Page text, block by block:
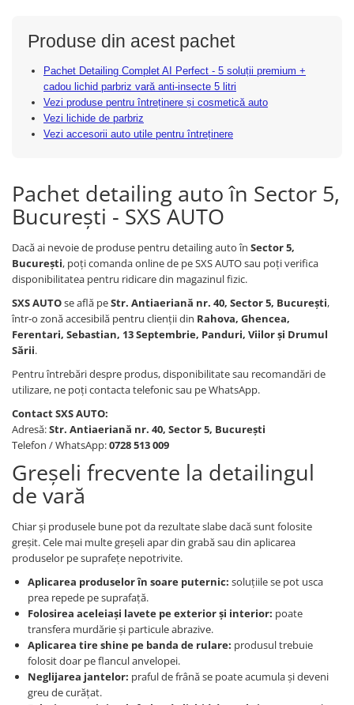
Produse din acest pachet
Pachet Detailing Complet AI Perfect - 5 soluții premium +
cadou lichid parbriz vară anti-insecte 5 litri
Vezi produse pentru întreținere și cosmetică auto
Vezi lichide de parbriz
Vezi accesorii auto utile pentru întreținere
Pachet detailing auto în Sector 5,
București - SXS AUTO
Dacă ai nevoie de produse pentru detailing auto în Sector 5,
București, poți comanda online de pe SXS AUTO sau poți verifica
disponibilitatea pentru ridicare din magazinul fizic.
SXS AUTOse află peStr. Antiaeriană nr. 40, Sector 5, București,
într-o zonă accesibilă pentru clienții din Rahova, Ghencea,
Ferentari, Sebastian, 13 Septembrie, Panduri, Viilor și Drumul
Sării.
Pentru întrebări despre produs, disponibilitate sau recomandări de
utilizare, ne poți contacta telefonic sau pe WhatsApp.
Contact SXS AUTO:
Adresă:Str. Antiaeriană nr. 40, Sector 5, București
Telefon / WhatsApp:0728 513 009
Greșeli frecvente la detailingul
de vară
Chiar și produsele bune pot da rezultate slabe dacă sunt folosite
greșit. Cele mai multe greșeli apar din grabă sau din aplicarea
produselor pe suprafețe nepotrivite.
Aplicarea produselor în soare puternic: soluțiile se pot usca
prea repede pe suprafață.
Folosirea aceleiași lavete pe exterior și interior: poate
transfera murdărie și particule abrazive.
Aplicarea tire shine pe banda de rulare: produsul trebuie
folosit doar pe flancul anvelopei.
Neglijarea jantelor: praful de frână se poate acumula și deveni
greu de curățat.